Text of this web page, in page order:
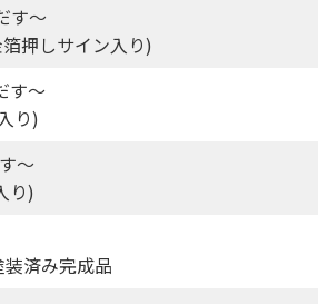
す～
押しサイン入り)
す～
り)
～
り)
済み完成品